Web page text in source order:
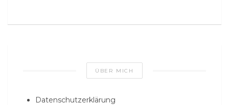
ÜBER MICH
Datenschutzerklärung